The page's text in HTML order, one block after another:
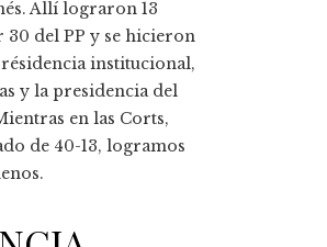
Allí lograron 13
30 del PP y se hicieron
institucional,
y la presidencia del
en las Corts,
de 40-13, logramos